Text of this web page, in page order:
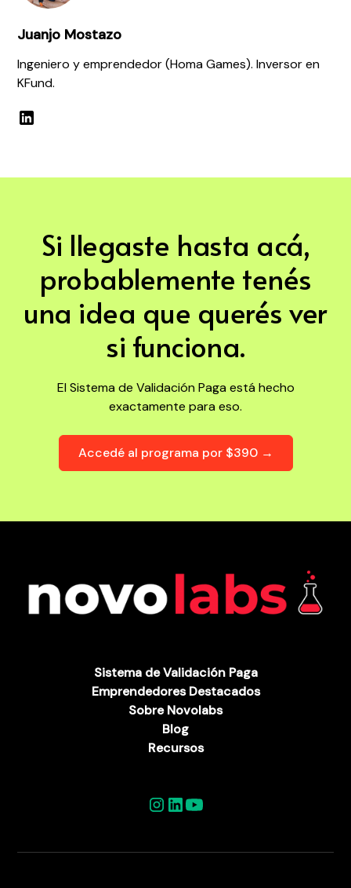
Juanjo Mostazo
Ingeniero y emprendedor (Homa Games). Inversor en
KFund.
Si llegaste hasta acá,
probablemente tenés
una idea que querés ver
si funciona.
El Sistema de Validación Paga está hecho
exactamente para eso.
Accedé al programa por $390 →
Sistema de Validación Paga
Emprendedores Destacados
Sobre Novolabs
Blog
Recursos